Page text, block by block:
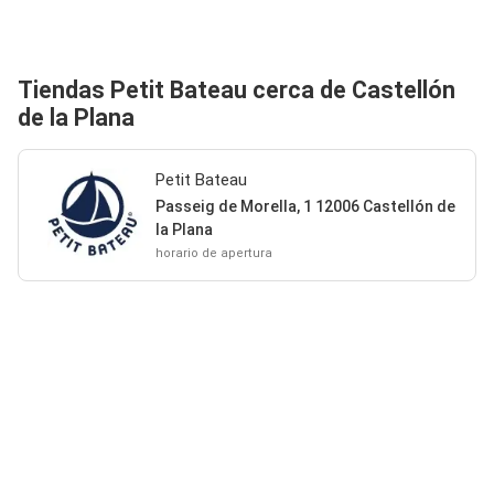
Tiendas Petit Bateau cerca de Castellón
de la Plana
Petit Bateau
Passeig de Morella, 1 12006 Castellón de
la Plana
horario de apertura